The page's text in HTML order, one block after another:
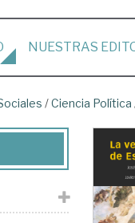
NUESTRAS
/Ciencia Política